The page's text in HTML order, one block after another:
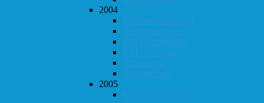
2004
Klubbmesterskapet
Høstturneringen
KM i hurtigsjakk
KM i lynsjakk
Vår-konrad
Høst-konrad
2005
Klubbmesterskapet